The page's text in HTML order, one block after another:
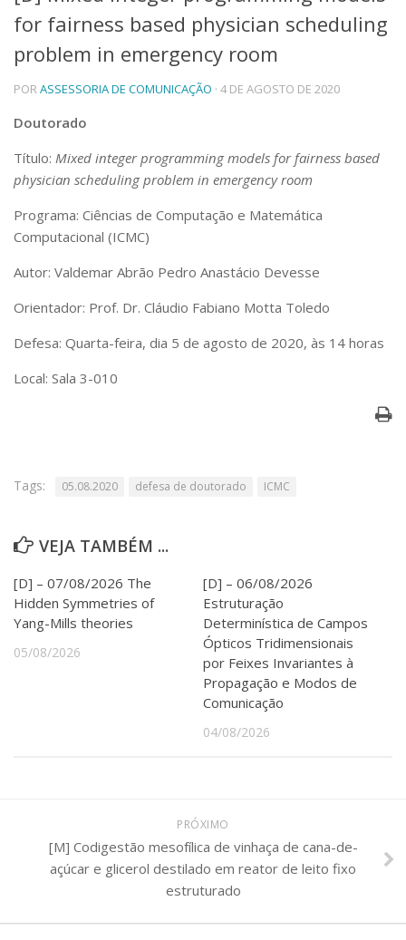
Telefones e Mapas
Pessoas
Ensino
Graduação
Educação a distância
Pesquisa e Inovação
Centros, Núcleos e Projetos em Rede
Pós-doutorado
Transferência de Tecnologia
Projetos, Programas e Cursos
Museus e Espaços Interativos
Segurança, Trânsito e Prevenção
Comunicação
Aplicativos e Sites
Jornal da USP
Agenda de Eventos
Defesa de Teses
for fairness based physician scheduling
problem in emergency room
PORASSESSORIA DE COMUNICAÇÃO · 4 DE AGOSTO DE 2020
Doutorado
Título: Mixed integer programming models for fairness based
physician scheduling problem in emergency room
Programa: Ciências de Computação e Matemática
Computacional (ICMC)
Autor: Valdemar Abrão Pedro Anastácio Devesse
Orientador: Prof. Dr. Cláudio Fabiano Motta Toledo
Defesa: Quarta-feira, dia 5 de agosto de 2020, às 14 horas
Local: Sala 3-010
Tags: 05.08.2020 defesa de doutorado ICMC
VEJA TAMBÉM ...
[D] – 07/08/2026 The
Hidden Symmetries of
Yang-Mills theories
05/08/2026
[D] – 06/08/2026
Estruturação
Determinística de Campos
Ópticos Tridimensionais
por Feixes Invariantes à
Propagação e Modos de
Comunicação
04/08/2026
PRÓXIMO
[M] Codigestão mesofílica de vinhaça de cana-de-
açúcar e glicerol destilado em reator de leito fixo
estruturado